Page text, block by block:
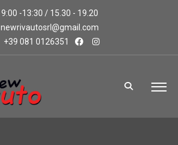
9:00 -13:30 / 15.30 - 19.20
newrivautosrl@gmail.com
+39 081 0126351